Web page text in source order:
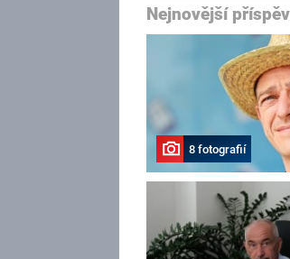
Nejnovější
8 fotografií